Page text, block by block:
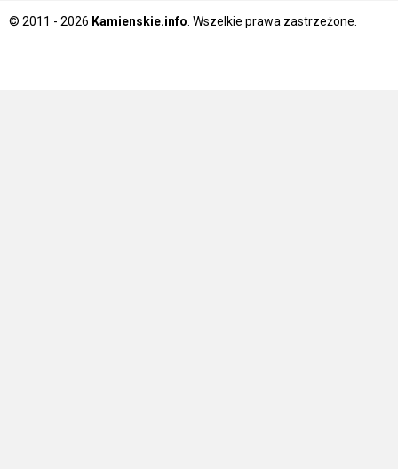
© 2011 - 2026 Kamienskie.info . Wszelkie prawa zastrzeżone.